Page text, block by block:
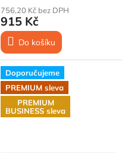
756,20 Kč bez DPH
915 Kč
Do košíku
Doporučujeme
PREMIUM sleva
PREMIUM
BUSINESS sleva